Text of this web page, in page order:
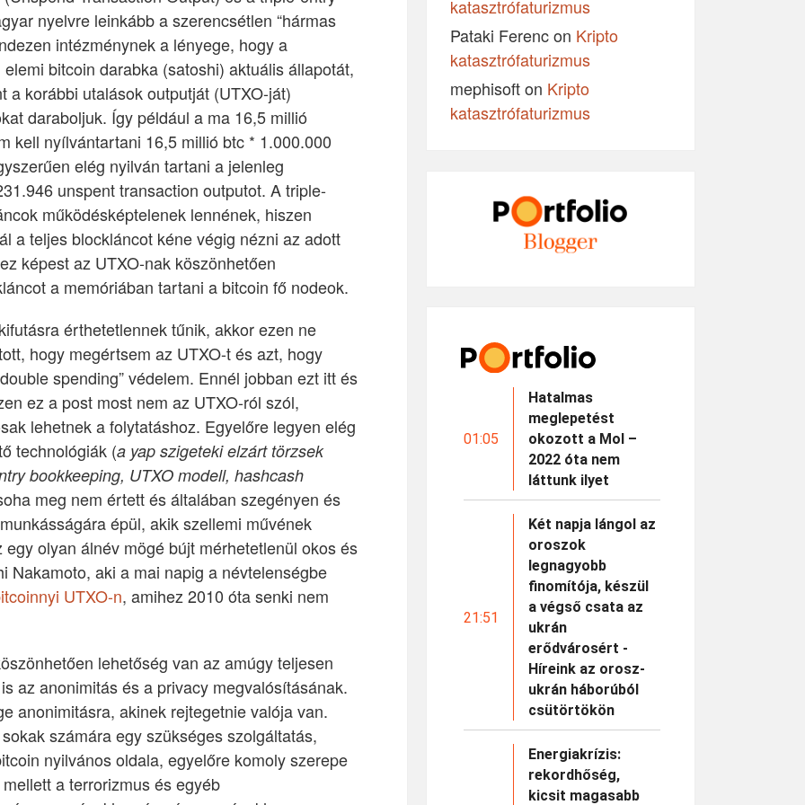
nyelvre leinkább a szerencsétlen “hármas
intézménynek a lényege, hogy a
bitcoin darabka (satoshi) aktuális állapotát,
a korábbi utalások outputját (UTXO-ját)
daraboljuk. Így például a ma 16,5 millió
kell nyílvántartani 16,5 millió btc * 1.000.000
elég nyilván tartani a jelenleg
unspent transaction outputot. A triple-
működésképtelenek lennének, hiszen
a teljes blockláncot kéne végig nézni az adott
képest az UTXO-nak köszönhetően
a memóriában tartani a bitcoin fő nodeok.
érthetetlennek tűnik, akkor ezen ne
hogy megértsem az UTXO-t és azt, hogy
spending” védelem. Ennél jobban ezt itt és
ez a post most nem az UTXO-ról szól,
lehetnek a folytatáshoz. Egyelőre legyen elég
technológiák (a yap szigeteki elzárt törzsek
bookkeeping, UTXO modell, hashcash
meg nem értett és általában szegényen és
épül, akik szellemi művének
olyan álnév mögé bújt mérhetetlenül okos és
Nakamoto, aki a mai napig a névtelenségbe
UTXO-n, amihez 2010 óta senki nem
lehetőség van az amúgy teljesen
az anonimitás és a privacy megvalósításának.
anonimitásra, akinek rejtegetnie valója van.
számára egy szükséges szolgáltatás,
nyilvános oldala, egyelőre komoly szerepe
a terrorizmus és egyéb
katasztrófaturizmus
Pataki Ferencon Kripto
katasztrófaturizmus
mephisofton Kripto
katasztrófaturizmus
01:05
Hatalmas
meglepetést
okozott a Mol –
2022 óta nem
láttunk ilyet
21:51
Két napja lángol az
oroszok
legnagyobb
finomítója, készül
a végső csata az
ukrán
erődvárosért -
Híreink az orosz-
ukrán háborúból
csütörtökön
Energiakrízis:
rekordhőség,
kicsit magasabb